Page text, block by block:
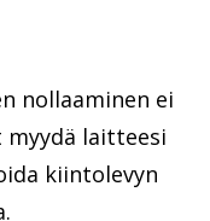
nollaaminen ei
laitteesi
kiintolevyn